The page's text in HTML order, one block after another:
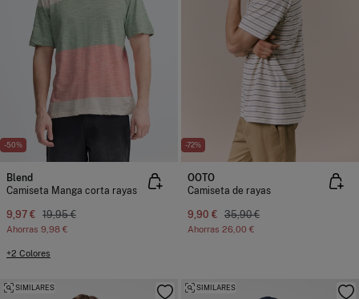
-50%
Blend
Camiseta Manga corta rayas
9,97 € 19,95 €
Ahorras 9,98 €
+2 Colores
-72%
OOTO
Camiseta de rayas
9,90 € 35,90 €
Ahorras 26,00 €
SIMILARES SIMILARES